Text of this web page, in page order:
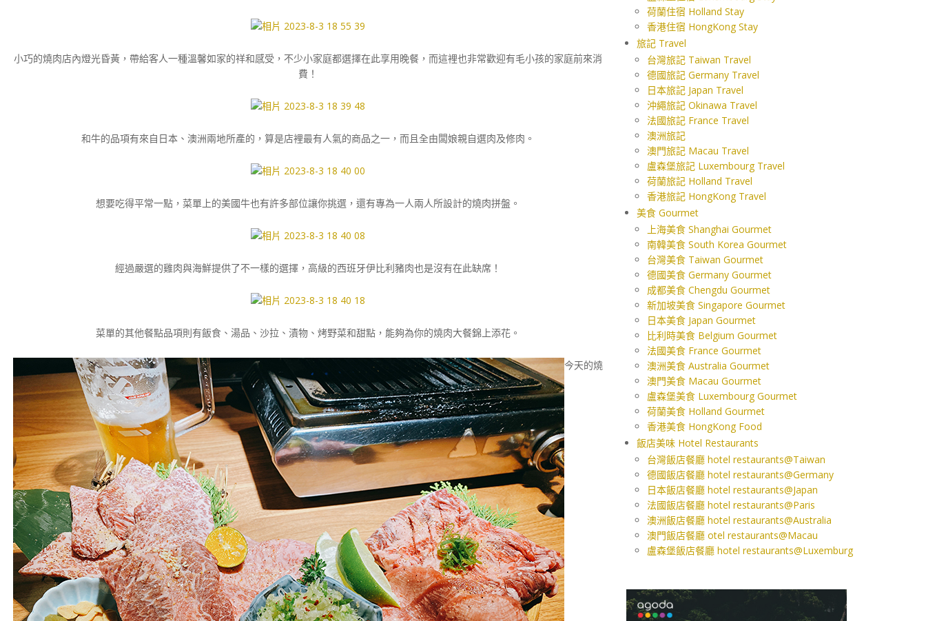
小巧的燒肉店內燈光昏黃，帶給客人一種溫馨如家的祥和感受，不少小家庭都選擇在此享用晚餐，而這裡也非常歡迎有毛小孩的家庭前來消
費！
和牛的品項有來自日本、澳洲兩地所產的，算是店裡最有人氣的商品之一，而且全由闆娘親自選肉及修肉。
想要吃得平常一點，菜單上的美國牛也有許多部位讓你挑選，還有專為一人兩人所設計的燒肉拼盤。
經過嚴選的雞肉與海鮮提供了不一樣的選擇，高級的西班牙伊比利豬肉也是沒有在此缺席！
菜單的其他餐點品項則有飯食、湯品、沙拉、漬物、烤野菜和甜點，能夠為你的燒肉大餐錦上添花。
今天的燒
荷蘭住宿 Holland Stay
香港住宿 HongKong Stay
旅記 Travel
台灣旅記 Taiwan Travel
德國旅記 Germany Travel
日本旅記 Japan Travel
沖繩旅記 Okinawa Travel
法國旅記 France Travel
澳洲旅記
澳門旅記 Macau Travel
盧森堡旅記 Luxembourg Travel
荷蘭旅記 Holland Travel
香港旅記 HongKong Travel
美食 Gourmet
上海美食 Shanghai Gourmet
南韓美食 South Korea Gourmet
台灣美食 Taiwan Gourmet
德國美食 Germany Gourmet
成都美食 Chengdu Gourmet
新加坡美食 Singapore Gourmet
日本美食 Japan Gourmet
比利時美食 Belgium Gourmet
法國美食 France Gourmet
澳洲美食 Australia Gourmet
澳門美食 Macau Gourmet
盧森堡美食 Luxembourg Gourmet
荷蘭美食 Holland Gourmet
香港美食 HongKong Food
飯店美味 Hotel Restaurants
台灣飯店餐廳 hotel restaurants@Taiwan
德國飯店餐廳 hotel restaurants@Germany
日本飯店餐廳 hotel restaurants@Japan
法國飯店餐廳 hotel restaurants@Paris
澳洲飯店餐廳 hotel restaurants@Australia
澳門飯店餐廳 otel restaurants@Macau
盧森堡飯店餐廳 hotel restaurants@Luxemburg